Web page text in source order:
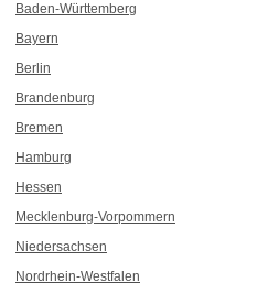
Baden-Württemberg
Bayern
Berlin
Brandenburg
Bremen
Hamburg
Hessen
Mecklenburg-Vorpommern
Niedersachsen
Nordrhein-Westfalen